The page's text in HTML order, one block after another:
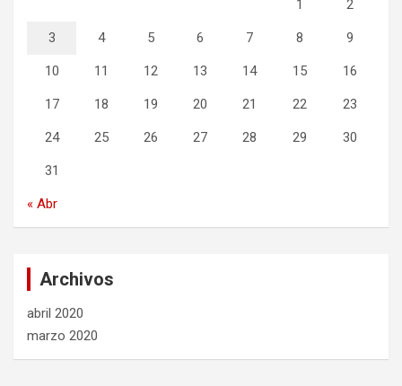
1 2
3 4 5 6 7 8 9
10 11 12 13 14 15 16
17 18 19 20 21 22 23
24 25 26 27 28 29 30
31
« Abr
Archivos
abril 2020
marzo 2020